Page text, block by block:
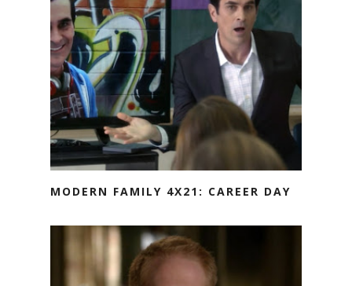
MODERN FAMILY 4X21: CAREER DAY